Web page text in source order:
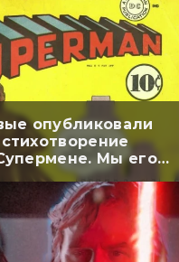
опубликовали
Мы его